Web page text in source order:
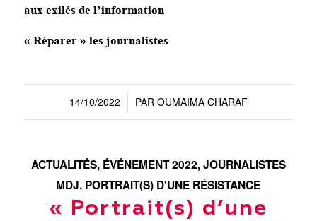
aux exilés de l’information
« Réparer » les journalistes
14/10/2022
/ PAR OUMAIMA CHARAF
ACTUALITÉS, ÉVÉNEMENT 2022,JOURNALISTES
MDJ, PORTRAIT(S) D'UNE RÉSISTANCE
« Portrait(s) d’une